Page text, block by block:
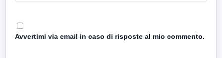
Avvertimi via email in caso di risposte al mio commento.